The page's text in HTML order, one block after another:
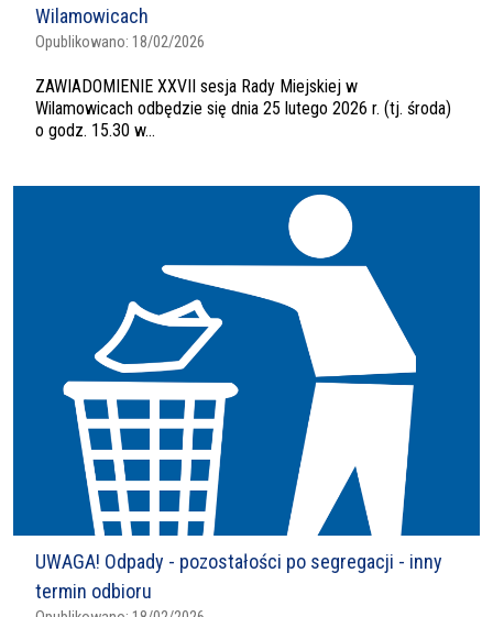
Wilamowicach
Opublikowano: 18/02/2026
ZAWIADOMIENIE XXVII sesja Rady Miejskiej w
Wilamowicach odbędzie się dnia 25 lutego 2026 r. (tj. środa)
o godz. 15.30 w...
UWAGA! Odpady - pozostałości po segregacji - inny
termin odbioru